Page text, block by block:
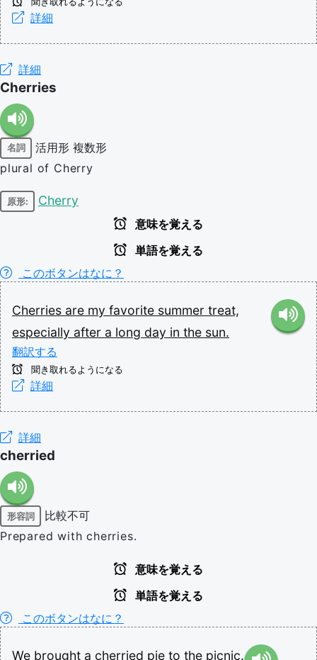
詳細
詳細
Cherries
名詞 活用形 複数形
plural of Cherry
原形: Cherry
意味を覚える
単語を覚える
このボタンはなに？
Cherries are my favorite summer treat,
especially after a long day in the sun.
翻訳する
聞き取れるようになる
詳細
詳細
cherried
形容詞
比較不可
Prepared with cherries.
意味を覚える
単語を覚える
このボタンはなに？
We brought a cherried pie to the picnic.